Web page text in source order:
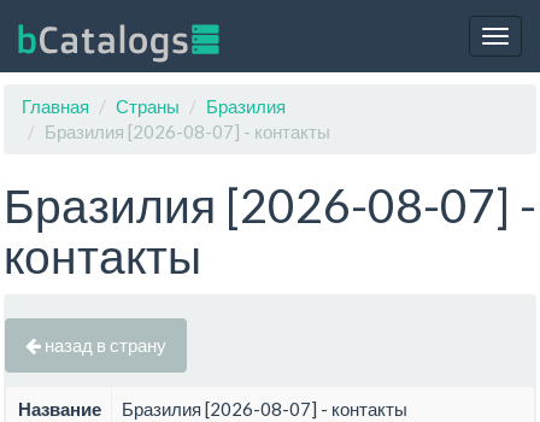
Главная
Страны
Бразилия
Бразилия [2026-08-07] - контакты
Бразилия [2026-08-07] -
контакты
назад в страну
Название
Бразилия [2026-08-07] - контакты